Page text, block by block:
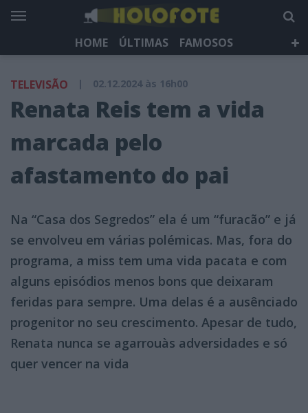
HOME ÚLTIMAS
FAMOSOS
HOLOFOTE TV
NEWSLETTER
TELEVISÃO | 02.12.2024 às 16h00
Renata Reis tem a vida
marcada pelo
afastamento do pai
Na “Casa dos Segredos” ela é um “furacão” e já
se envolveu em várias polémicas. Mas, fora do
programa, a miss tem uma vida pacata e com
alguns episódios menos bons que deixaram
feridas para sempre. Uma delas é a ausênciado
progenitor no seu crescimento. Apesar de tudo,
Renata nunca se agarrouàs adversidades e só
quer vencer na vida